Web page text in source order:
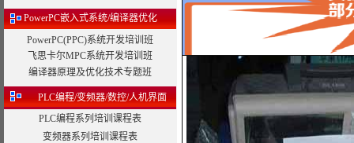
PowerPC嵌入式系统/编译器优化
PowerPC(PPC)系统开发培训班
飞思卡尔MPC系统开发培训班
编译器原理及优化技术专题班
PLC编程/变频器/数控/人机界面
PLC编程系列培训课程表
变频器系列培训课程表